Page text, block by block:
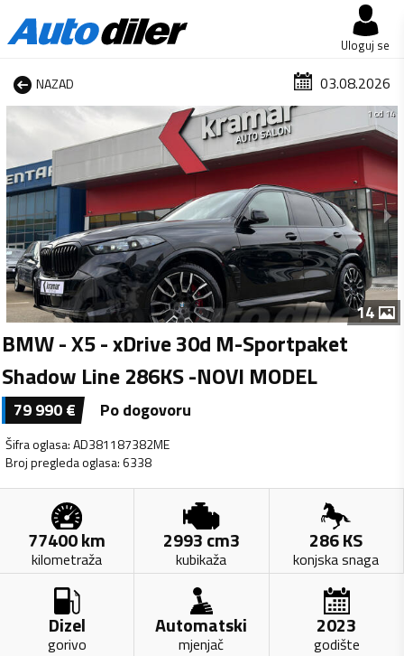
Uloguj se
NAZAD 03.08.2026
1 od 14
14
BMW - X5 - xDrive 30d M-Sportpaket
Shadow Line 286KS -NOVI MODEL
79 990€ Po dogovoru
Šifra oglasa:AD381187382ME
Broj pregleda oglasa:6338
77400km
kilometraža
2993cm3
kubikaža
286KS
konjska snaga
Dizel
gorivo
Automatski
mjenjač
2023
godište